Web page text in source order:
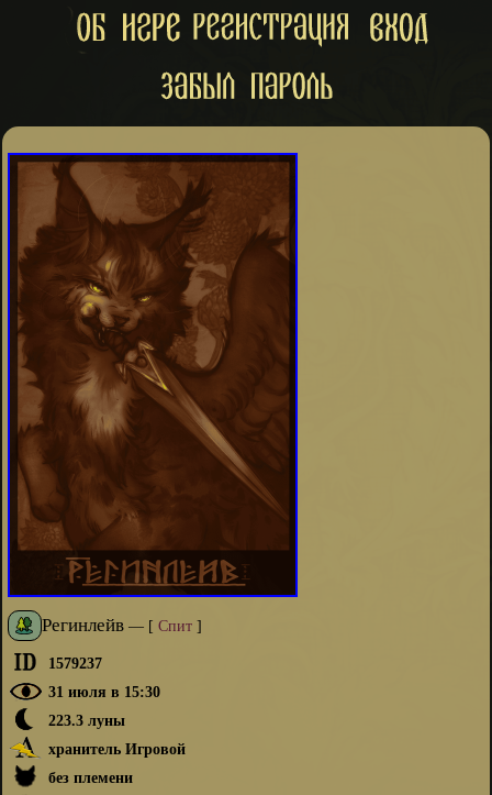
Регинлейв— [ Спит]
1579237
31 июля в 15:30
223.3 луны
хранитель Игровой
без племени